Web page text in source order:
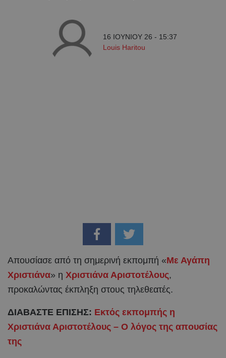
16 ΙΟΥΝΙΟΥ 26 - 15:37
Louis Haritou
Απουσίασε από τη σημερινή εκπομπή «Με Αγάπη
Χριστιάνα» η Χριστιάνα Αριστοτέλους,
προκαλώντας έκπληξη στους τηλεθεατές.
ΔΙΑΒΑΣΤΕ ΕΠΙΣΗΣ: Εκτός εκπομπής η
Χριστιάνα Αριστοτέλους – Ο λόγος της απουσίας
της